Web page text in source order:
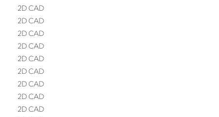
2D CAD
2D CAD
2D CAD
2D CAD
2D CAD
2D CAD
2D CAD
2D CAD
2D CAD